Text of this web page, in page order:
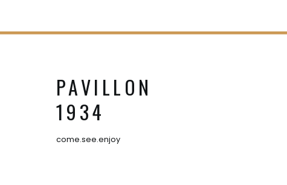
PAVILLON
1934
come.see.enjoy